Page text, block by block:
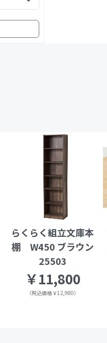
らくらく組立文庫本
棚 W450 ブラウン
25503
￥11,800
（税込価格￥12,980）